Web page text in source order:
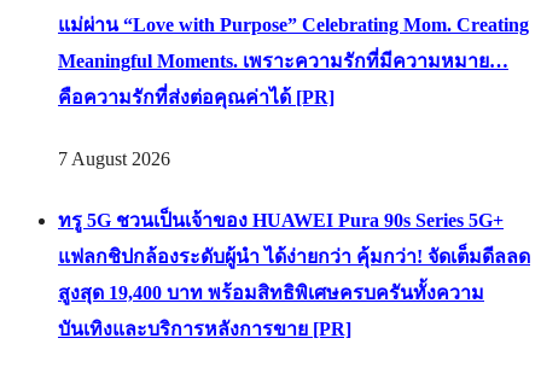
แม่ผ่าน “Love with Purpose” Celebrating Mom. Creating
Meaningful Moments. เพราะความรักที่มีความหมาย…
คือความรักที่ส่งต่อคุณค่าได้ [PR]
7 August 2026
ทรู 5G ชวนเป็นเจ้าของ HUAWEI Pura 90s Series 5G+
แฟลกชิปกล้องระดับผู้นำ ได้ง่ายกว่า คุ้มกว่า! จัดเต็มดีลลด
สูงสุด 19,400 บาท พร้อมสิทธิพิเศษครบครันทั้งความ
บันเทิงและบริการหลังการขาย [PR]